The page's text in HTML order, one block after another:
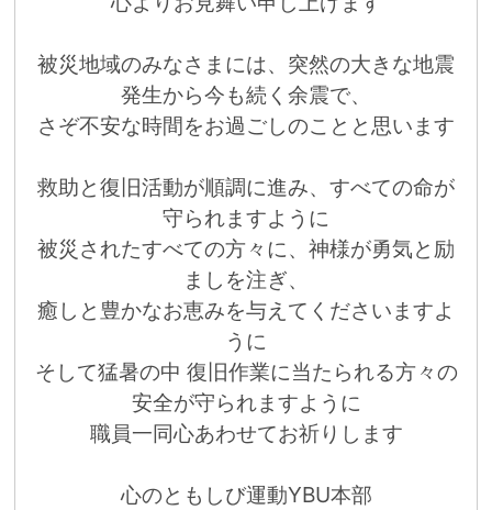
被災地域のみなさまには、突然の大きな地震
発生から今も続く余震で、
さぞ不安な時間をお過ごしのことと思います
救助と復旧活動が順調に進み、すべての命が
守られますように
被災されたすべての方々に、神様が勇気と励
ましを注ぎ、
癒しと豊かなお恵みを与えてくださいますよ
うに
そして猛暑の中 復旧作業に当たられる方々の
安全が守られますように
職員一同心あわせてお祈りします
心のともしび運動YBU本部